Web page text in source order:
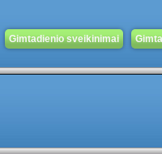
Gimtadienio sveikinimai